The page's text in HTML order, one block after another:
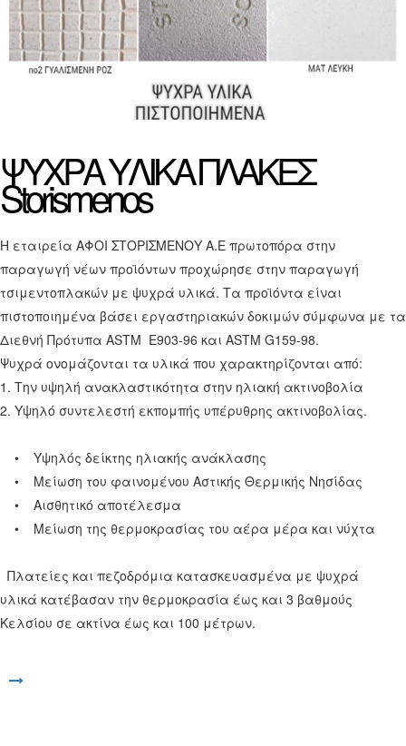
ΨΥΧΡΑ ΥΛΙΚΑΠΛΑΚΕΣ
Storismenos
Η εταιρεία ΑΦΟΙ ΣΤΟΡΙΣΜΕΝΟΥ Α.Ε πρωτοπόρα στην
παραγωγή νέων προϊόντων προχώρησε στην παραγωγή
τσιμεντοπλακών με ψυχρά υλικά. Τα προϊόντα είναι
πιστοποιημένα βάσει εργαστηριακών δοκιμών σύμφωνα με τα
Διεθνή Πρότυπα ASTM E903-96 και ASTM G159-98.
Ψυχρά ονομάζονται τα υλικά που χαρακτηρίζονται από:
1. Την υψηλή ανακλαστικότητα στην ηλιακή ακτινοβολία
2. Υψηλό συντελεστή εκπομπής υπέρυθρης ακτινοβολίας.
• Υψηλός δείκτης ηλιακής ανάκλασης
• Μείωση του φαινομένου Αστικής Θερμικής Νησίδας
• Αισθητικό αποτέλεσμα
• Μείωση της θερμοκρασίας του αέρα μέρα και νύχτα
Πλατείες και πεζοδρόμια κατασκευασμένα με ψυχρά
υλικά κατέβασαν την θερμοκρασία έως και 3 βαθμούς
Κελσίου σε ακτίνα έως και 100 μέτρων.
Άνοιγμα συνδέσμου